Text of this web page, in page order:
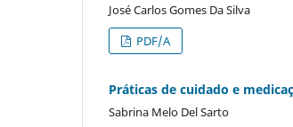
José Carlos Gomes Da Silva
PDF/A
Práticas de cuidado e
Sabrina Melo Del Sarto